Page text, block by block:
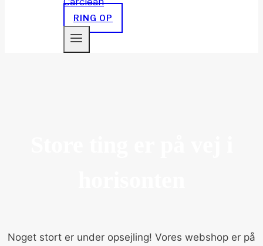
RING OP
Noget stort er under opsejling! Vores webshop er på